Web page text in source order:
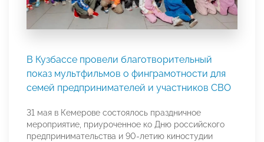
В Кузбассе провели благотворительный
показ мультфильмов о финграмотности для
семей предпринимателей и участников СВО
31 мая в Кемерове состоялось праздничное
мероприятие, приуроченное ко Дню российского
предпринимательства и 90-летию киностудии